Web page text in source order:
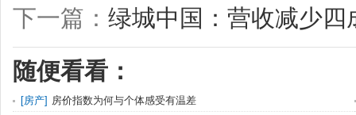
下一篇： 绿城中国：营收减少
随便看看：
[房产] 房价指数为何与个体感受有温差